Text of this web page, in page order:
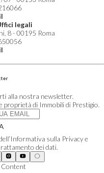
legali
8 - 00195 Roma
alla nostra newsletter.
proprietà di Immobili di Prestigio.
sulla Privacy e
dei dati.
Content